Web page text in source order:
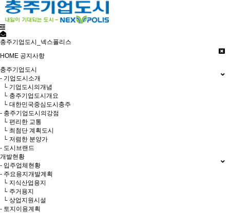
충주기업도시_넥스폴리스
HOME 공지사항
충주기업도시
- 기업도시소개
└ 기업도시의개념
└ 충주기업도시개요
└ 대한민국중심도시충주
- 충주기업도시의강점
└ 편리한 교통
└ 최첨단 계획도시
└ 저렴한 분양가
- 도시브랜드
개발현황
- 입주업체현황
- 주요용지개발계획
└ 지식산업용지
└ 주거용지
└ 상업지원시설
- 토지이용계획